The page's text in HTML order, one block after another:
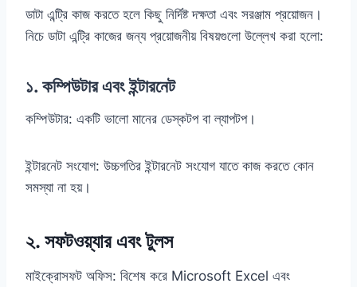
ডাটা এন্ট্রি কাজ করতে হলে কিছু নির্দিষ্ট দক্ষতা এবং সরঞ্জাম প্রয়োজন।
নিচে ডাটা এন্ট্রি কাজের জন্য প্রয়োজনীয় বিষয়গুলো উল্লেখ করা হলো:
১. কম্পিউটার এবং ইন্টারনেট
কম্পিউটার: একটি ভালো মানের ডেস্কটপ বা ল্যাপটপ।
ইন্টারনেট সংযোগ: উচ্চগতির ইন্টারনেট সংযোগ যাতে কাজ করতে কোন
সমস্যা না হয়।
২. সফটওয়্যার এবং টুলস
মাইক্রোসফট অফিস: বিশেষ করে Microsoft Excel এবং